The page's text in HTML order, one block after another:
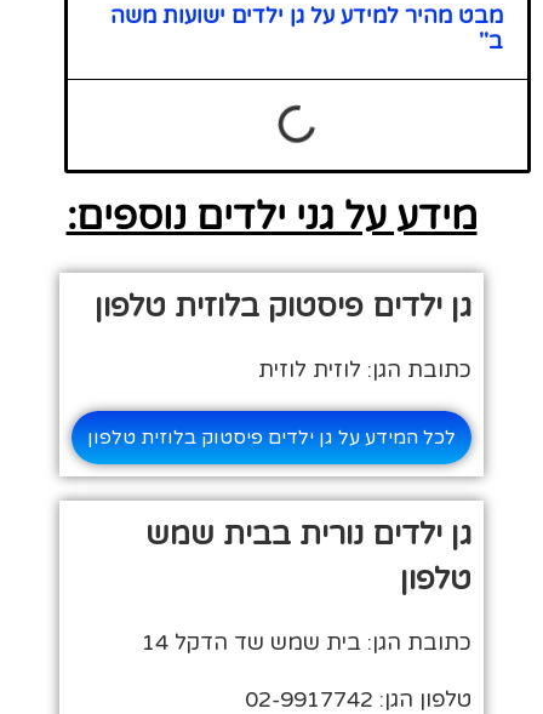
מבט מהיר למידע על גן ילדים ישועות משה
ב''
מידע על גני ילדים נוספים:
גן ילדים פיסטוק בלוזית טלפון
כתובת הגן: לוזית לוזית
לכל המידע על גן ילדים פיסטוק בלוזית טלפון
גן ילדים נורית בבית שמש
טלפון
כתובת הגן: בית שמש שד הדקל 14
טלפון הגן: 02-9917742